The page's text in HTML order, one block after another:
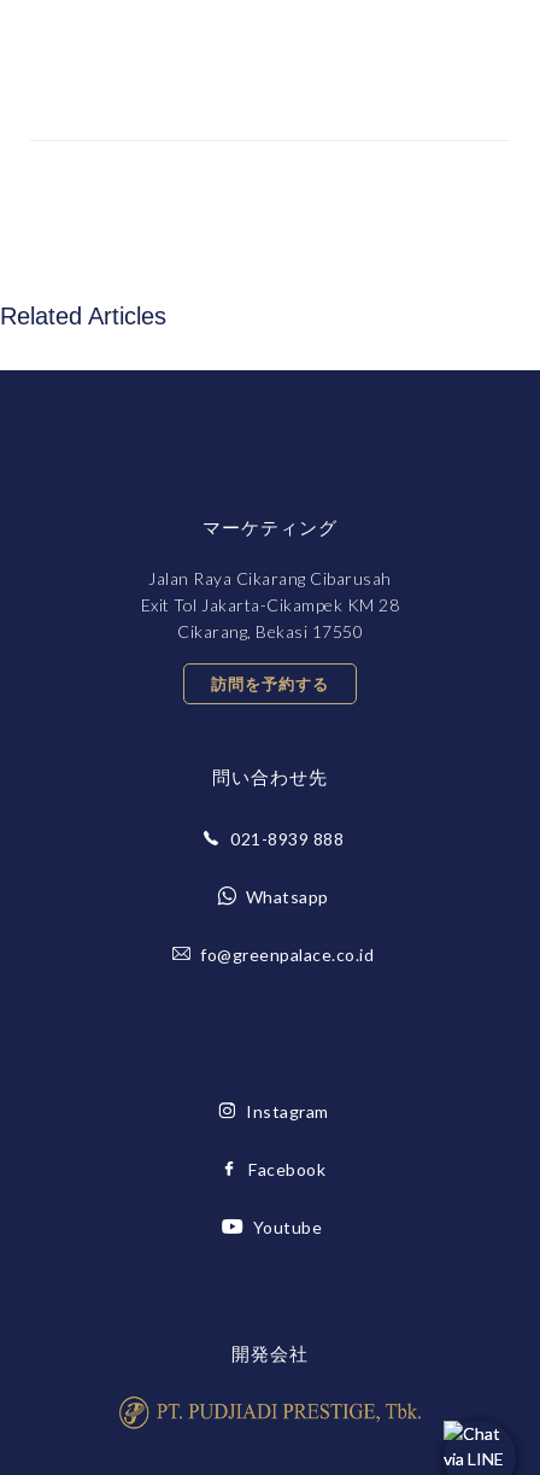
Related Articles
マーケティング
Jalan Raya Cikarang Cibarusah
Exit Tol Jakarta-Cikampek KM 28
Cikarang, Bekasi 17550
訪問を予約する
問い合わせ先
021-8939 888
Whatsapp
fo@greenpalace.co.id
Instagram
Facebook
Youtube
開発会社